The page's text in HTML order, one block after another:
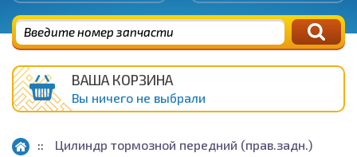
ВАША КОРЗИНА
Вы ничего не выбрали
Цилиндр тормозной передний (прав.задн.)